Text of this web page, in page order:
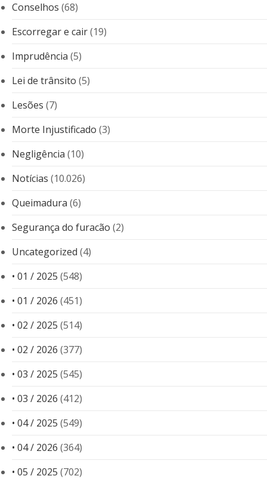
Conselhos (68)
Escorregar e cair(19)
Imprudência (5)
Lei de trânsito (5)
Lesões (7)
Morte Injustificado (3)
Negligência (10)
Notícias (10.026)
Queimadura (6)
Segurança do furacão (2)
Uncategorized (4)
• 01 / 2025 (548)
• 01 / 2026 (451)
• 02 / 2025 (514)
• 02 / 2026 (377)
• 03 / 2025 (545)
• 03 / 2026 (412)
• 04 / 2025 (549)
• 04 / 2026 (364)
• 05 / 2025 (702)